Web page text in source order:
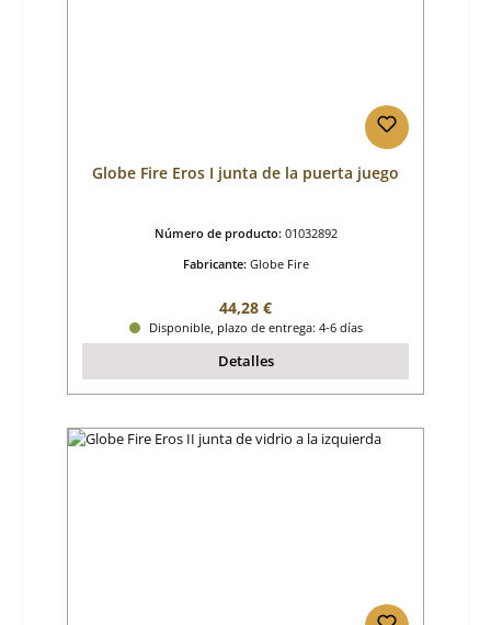
Globe Fire Eros I junta de la puerta juego
Número de producto: 01032892
Fabricante: Globe Fire
Precio normal:
44,28 €
Disponible, plazo de entrega: 4-6 días
Detalles